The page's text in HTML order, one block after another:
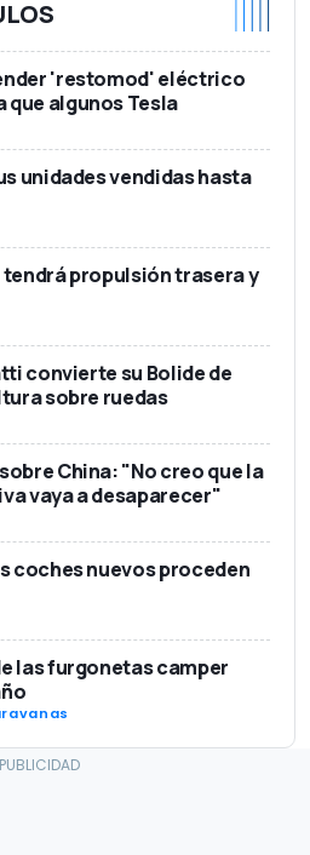
'restomod' eléctrico
algunos Tesla
unidades vendidas hasta
tendrá propulsión trasera y
convierte su Bolide de
sobre ruedas
China: "No creo que la
vaya a desaparecer"
coches nuevos proceden
las furgonetas camper